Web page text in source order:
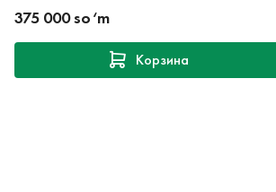
375 000 so‘m
Корзина